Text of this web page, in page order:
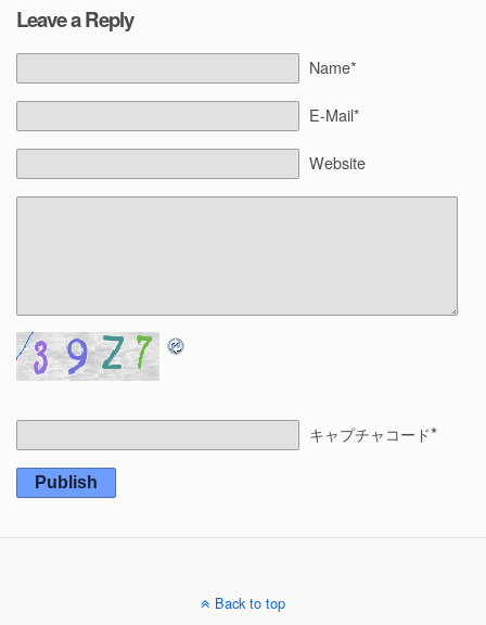
Leave a Reply
Name*
E-Mail*
Website
キャプチャコード*
Publish
Back to top